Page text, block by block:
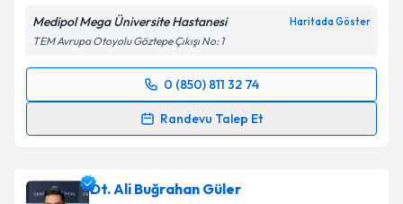
Medipol Mega Üniversite Hastanesi Haritada Göster
TEM Avrupa Otoyolu Göztepe Çıkışı No: 1
0 (850) 811 32 74
Randevu Talep Et
Randevu Takvimi Talebi
almanız için bir takvim hazırlandığında e-posta ile
Dt. Ali Buğrahan Güler